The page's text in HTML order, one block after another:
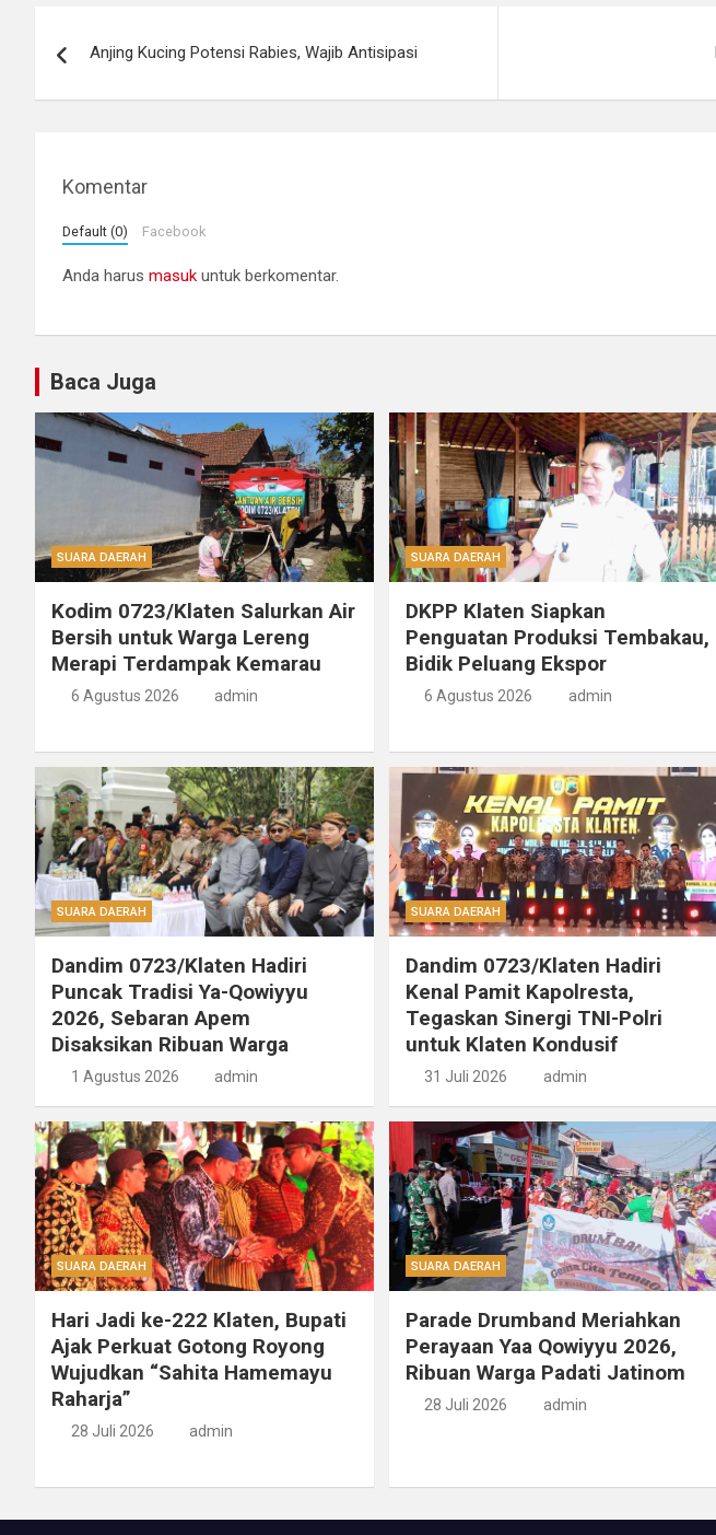
pos
Anjing Kucing Potensi Rabies, Wajib Antisipasi
Komentar
Default (0) Facebook
Anda harus masuk untuk berkomentar.
Baca Juga
SUARA DAERAH
Kodim 0723/Klaten Salurkan Air
Bersih untuk Warga Lereng
Merapi Terdampak Kemarau
6 Agustus 2026 admin
SUARA DAERAH
DKPP Klaten Siapkan
Penguatan Produksi Tembakau,
Bidik Peluang Ekspor
6 Agustus 2026 admin
SUARA DAERAH
Dandim 0723/Klaten Hadiri
Puncak Tradisi Ya-Qowiyyu
2026, Sebaran Apem
Disaksikan Ribuan Warga
1 Agustus 2026 admin
SUARA DAERAH
Dandim 0723/Klaten Hadiri
Kenal Pamit Kapolresta,
Tegaskan Sinergi TNI-Polri
untuk Klaten Kondusif
31 Juli 2026 admin
SUARA DAERAH
Hari Jadi ke-222 Klaten, Bupati
Ajak Perkuat Gotong Royong
Wujudkan “Sahita Hamemayu
Raharja”
28 Juli 2026 admin
SUARA DAERAH
Parade Drumband Meriahkan
Perayaan Yaa Qowiyyu 2026,
Ribuan Warga Padati Jatinom
28 Juli 2026 admin